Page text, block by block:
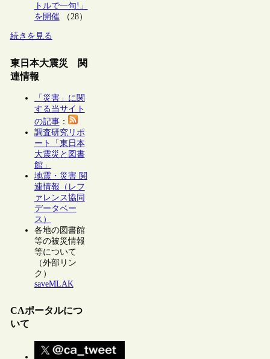
トルで一句!」
を開催（28）
続きを見る
東日本大震災 関
連情報
「災害」に関
する当サイト
の記事：
調査研究リポ
ート「東日本
大震災と図書
館」
地震・災害 関
連情報（レフ
ァレンス協同
データベー
ス）
各地の図書館
等の被災情報
等について
（外部リン
ク）
saveMLAK
CAポータルにつ
いて